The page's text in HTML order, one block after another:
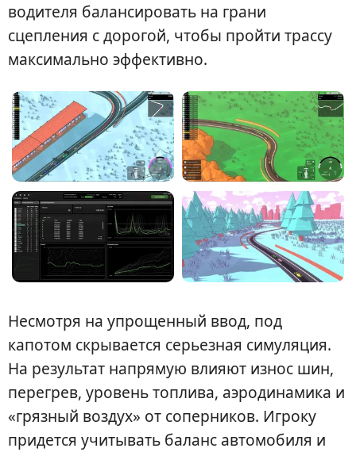
водителя балансировать на грани
сцепления с дорогой, чтобы пройти трассу
максимально эффективно.
Несмотря на упрощенный ввод, под
капотом скрывается серьезная симуляция.
На результат напрямую влияют износ шин,
перегрев, уровень топлива, аэродинамика и
«грязный воздух» от соперников. Игроку
придется учитывать баланс автомобиля и